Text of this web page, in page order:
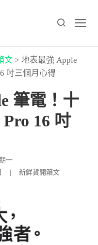
文 > 地表最強 Apple
吋三個月心得
筆電！十
16 吋
一
新鮮貨開箱文